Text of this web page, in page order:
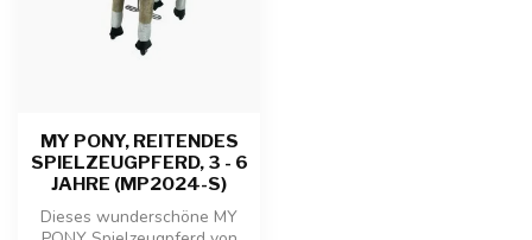
MY PONY, REITENDES
SPIELZEUGPFERD, 3 - 6
JAHRE (MP2024-S)
Dieses wunderschöne MY